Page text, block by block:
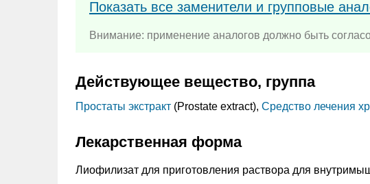
Показать все заменители и групповые
Внимание: применение аналогов должно быть
Действующее вещество, группа
Простаты экстракт (Prostate extract), Средство лечения
Лекарственная форма
Лиофилизат для приготовления раствора для